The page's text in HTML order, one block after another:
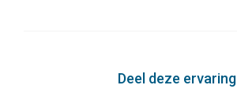
Deel deze ervaring